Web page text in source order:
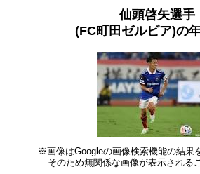
仙頭啓矢選手
(FC町田ゼルビア)の
※画像はGoogleの画像検索機能の結果
そのため無関係な画像が表示される